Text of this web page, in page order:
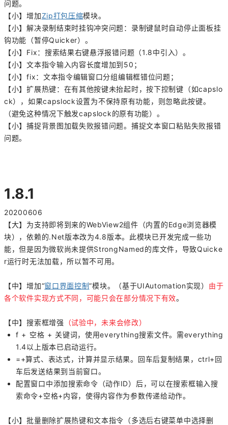
问题。
【小】增加Zip打包压缩模块。
【小】解决录制结束时挂钩冲突问题：录制键鼠时自动停止面板挂
钩功能（暂停Quicker）。
【小】Fix：搜索结果右键悬浮报错问题（1.8中引入）。
【小】文本指令输入内容长度增加到50；
【小】fix：文本指令编辑窗口分组编辑框错位问题；
【小】扩展热键：在有其他按键未抬起时，按下控制键（如capslo
ck），如果capslock设置为不保持原有功能，则忽略此按键。
（避免这种情况下触发capslock的原有功能）。
【小】捕捉背景图加载失败报错问题。捕捉文本窗口粘贴失败报错
问题。
1.8.1
20200606
【大】为支持即将到来的WebView2组件（内置的Edge浏览器模
块），依赖的.Net版本改为4.8版本。此模块已开发完成一些功
能，但是因为微软尚未提供StrongNamed的库文件，导致Quicke
r运行时无法加载，所以暂不可用。
【中】增加“窗口界面控制”模块。（基于UIAutomation实现） 由于
各个软件实现方式不同，可能只会在部分情况下有效。
【中】搜索框增强 （试验中，未来会修改）
f + 空格 + 关键词，使用everything搜索文件。需everything
1.4以上版本已启动运行。
=+算式、表达式，计算并显示结果。回车后复制结果，ctrl+回
车后发送结果到当前窗口。
配置窗口中添加搜索命令（动作ID）后，可以在搜索框输入搜
索命令+空格+内容，使得内容作为参数传递给动作。
【小】批量删除扩展热键和文本指令（多选后右键菜单中选择删